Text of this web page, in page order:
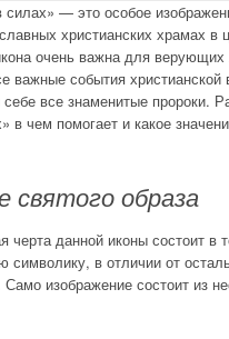
силах» — это особое
христианских храмах в
очень важна для
важные события христианской
все знаменитые пророки.
в чем помогает и какое
святого образа
черта данной иконы состоит в
символику, в отличии от
Само изображение состоит из